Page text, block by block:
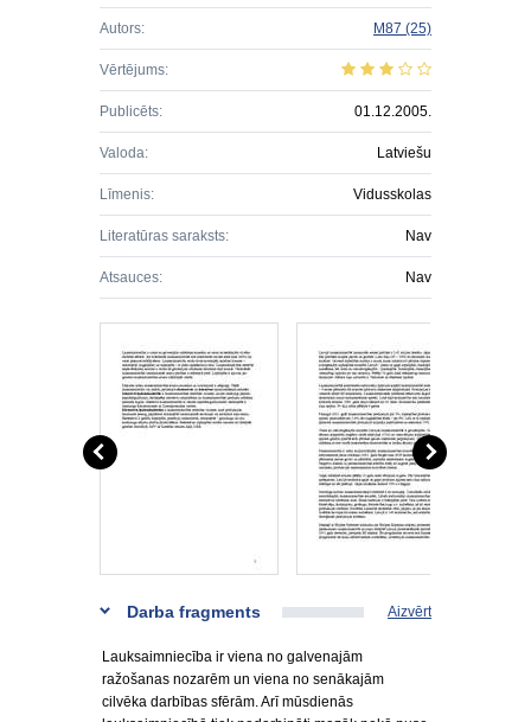
Autors: M87 (25)
Vērtējums:
Publicēts: 01.12.2005.
Valoda: Latviešu
Līmenis: Vidusskolas
Literatūras saraksts: Nav
Atsauces: Nav
Darba fragments Aizvērt
Lauksaimniecība ir viena no galvenajām
ražošanas nozarēm un viena no senākajām
cilvēka darbības sfērām. Arī mūsdienās